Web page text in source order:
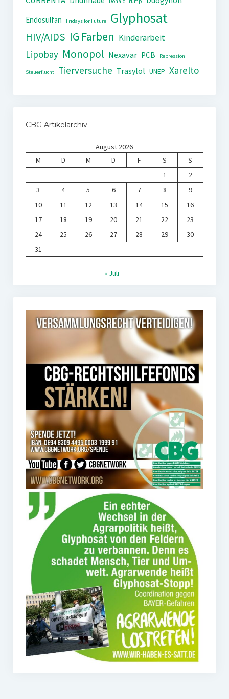
Endosulfan
Fridays for Future Glyphosat
HIV/AIDS IG Farben Kinderarbeit
Lipobay Monopol Nexavar PCB Repression
Steuerflucht Tierversuche Trasylol UNEP Xarelto
CBG Artikelarchiv
August 2026
M
D M D F S
S
1
2
3
4 5 6 7 8
9
10
11 12 13 14 15
16
17
18 19 20 21 22
23
24
25 26 27 28 29
30
31
« Juli